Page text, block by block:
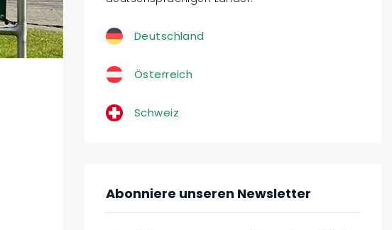
Deutschland
Österreich
Schweiz
Abonniere unseren Newsletter